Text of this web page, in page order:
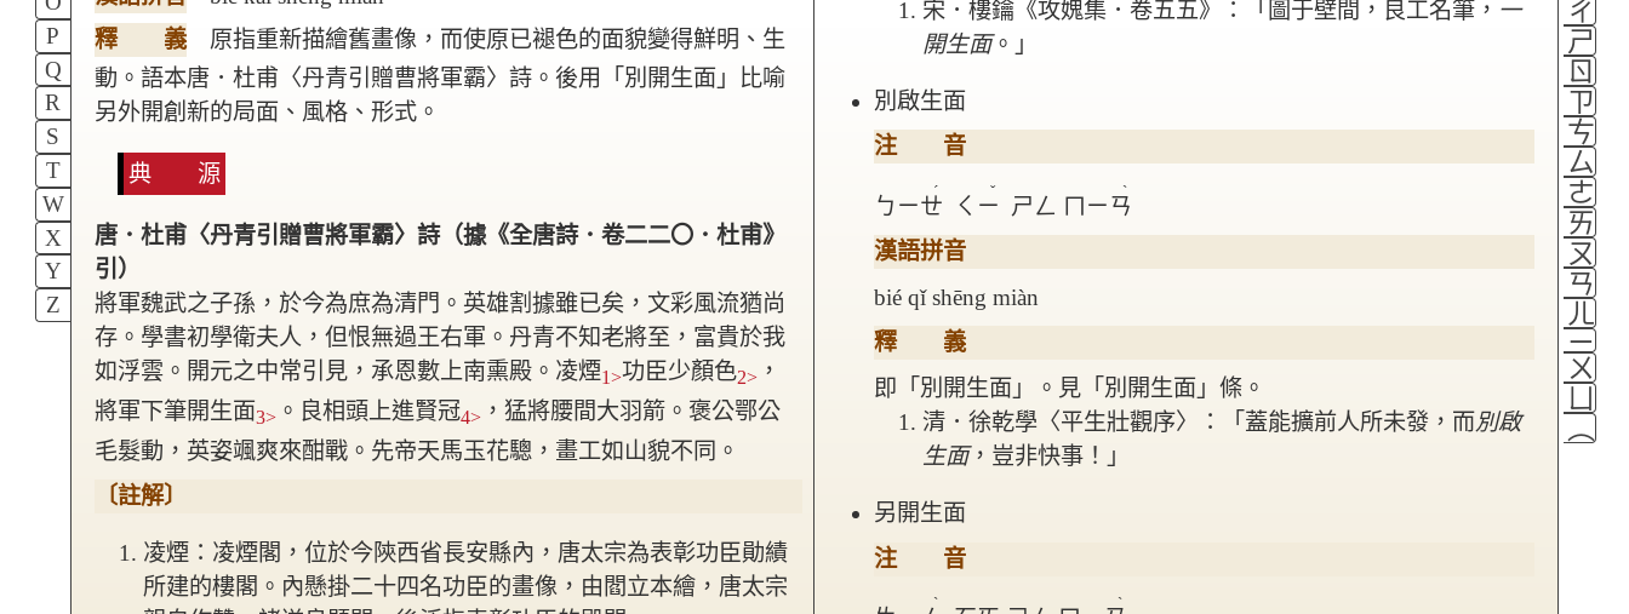
P
Q
R
S
T
W
X
Y
Z
ㄔ
ㄕ
ㄖ
ㄗ
ㄘ
ㄙ
ㄜ
ㄞ
ㄡ
ㄢ
ㄦ
ㄧ
ㄨ
（
釋 義
原指重新描繪舊畫像，而使原已褪色的面貌變得鮮明、生
動。語本唐．杜甫〈丹青引贈曹將軍霸〉詩。後用「別開生面」比喻
另外開創新的局面、風格、形式。
典 源
唐．杜甫〈丹青引贈曹將軍霸〉詩（據《全唐詩．卷二二〇．杜甫》
引）
將軍魏武之子孫，於今為庶為清門。英雄割據雖已矣，文彩風流猶尚
存。學書初學衛夫人，但恨無過王右軍。丹青不知老將至，富貴於我
如浮雲。開元之中常引見，承恩數上南熏殿。 凌煙1>功臣少顏色2>，
將軍下筆開生面3>。良相頭上進賢冠4>，猛將腰間大羽箭。 褒公鄂公
毛髮動，英姿颯爽來酣戰。先帝天馬玉花驄，畫工如山貌不同。
〔註解〕
凌煙：凌煙閣，位於今陝西省長安縣內，唐太宗為表彰功臣勛績
所建的樓閣。內懸掛二十四名功臣的畫像，由閻立本繪，唐太宗
宋．樓鑰《攻媿集．卷五五》：「圖于壁間，良工名筆， 一
開生面。」
別啟生面
注 音
ㄅㄧㄝ
ˊ
ㄑㄧ
ˇ
ㄕㄥ ㄇㄧㄢ
ˋ
漢語拼音
bié qǐ shēng miàn
釋 義
即「別開生面」。見「別開生面」條。
清．徐乾學〈平生壯觀序〉：「蓋能擴前人所未發，而別啟
生面，豈非快事！」
另開生面
注 音
ˋ ˋ